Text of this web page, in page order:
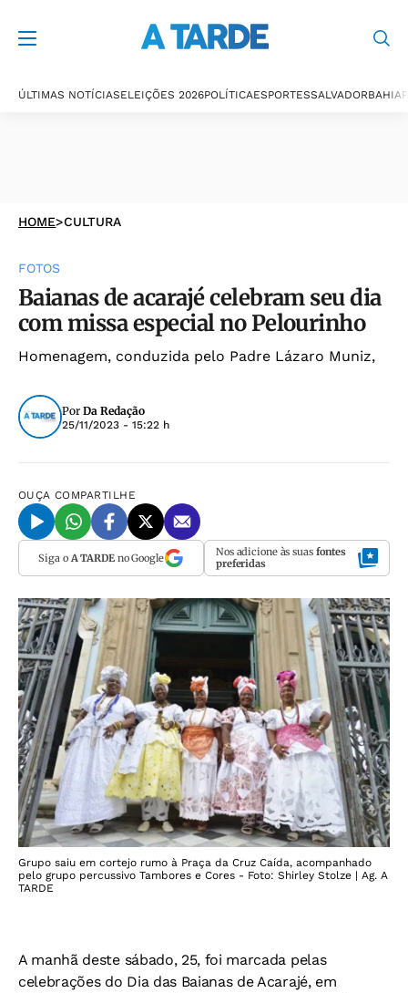
ÚLTIMAS NOTÍCIASELEIÇÕES 2026POLÍTICAESPORTESSALVADORBAHIA
HOME>CULTURA
FOTOS
Baianas de acarajé celebram seu dia
com missa especial no Pelourinho
Homenagem, conduzida pelo Padre Lázaro Muniz,
Por Da Redação
25/11/2023 - 15:22 h
OUÇA COMPARTILHE
Siga o A TARDEno Google Nos adicione às suas fontes
preferidas
Grupo saiu em cortejo rumo à Praça da Cruz Caída, acompanhado
pelo grupo percussivo Tambores e Cores - Foto: Shirley Stolze | Ag. A
TARDE
A manhã deste sábado, 25, foi marcada pelas
celebrações do Dia das Baianas de Acarajé, em